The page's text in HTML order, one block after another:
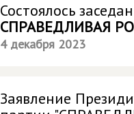
Состоялось
СПРАВЕДЛИВАЯ
4 декабря 2023
Заявление